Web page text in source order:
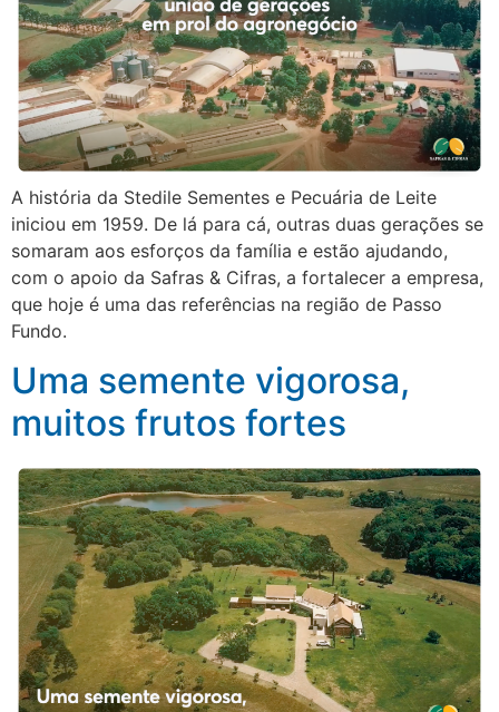
A história da Stedile Sementes e Pecuária de Leite
iniciou em 1959. De lá para cá, outras duas gerações se
somaram aos esforços da família e estão ajudando,
com o apoio da Safras & Cifras, a fortalecer a empresa,
que hoje é uma das referências na região de Passo
Fundo.
Uma semente vigorosa,
muitos frutos fortes